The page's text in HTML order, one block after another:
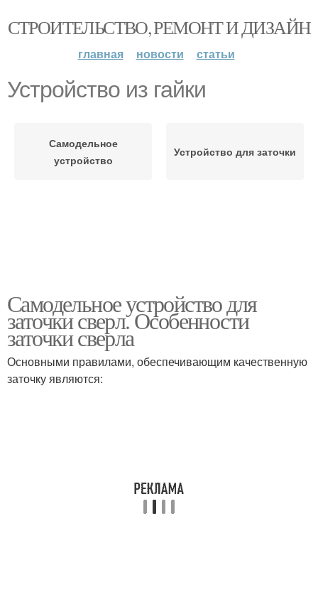
СТРОИТЕЛЬСТВО, РЕМОНТ И ДИЗАЙН
главная новости статьи
Устройство из гайки
Самодельное
устройство
Устройство для заточки
Самодельное устройство для
заточки сверл. Особенности
заточки сверла
Основными правилами, обеспечивающим качественную
заточку являются: